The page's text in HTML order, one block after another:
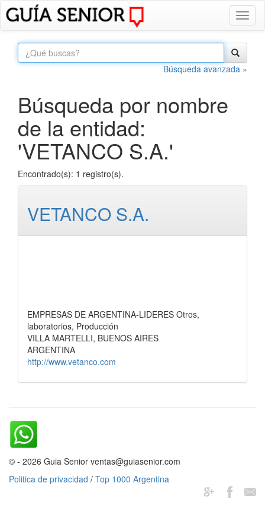
Búsqueda avanzada »
Búsqueda por nombre
de la entidad:
'VETANCO S.A.'
Encontrado(s): 1 registro(s).
VETANCO S.A.
EMPRESAS DE ARGENTINA-LIDERES Otros,
laboratorios, Producción
VILLA MARTELLI, BUENOS AIRES
ARGENTINA
http://www.vetanco.com
© - 2026 Guia Senior ventas@guiasenior.com
Politica de privacidad / Top 1000 Argentina